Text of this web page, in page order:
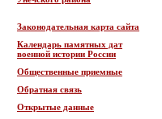
Законодательная карта сайта
Календарь памятных дат
военной истории России
Общественные приемные
Обратная связь
Открытые данные